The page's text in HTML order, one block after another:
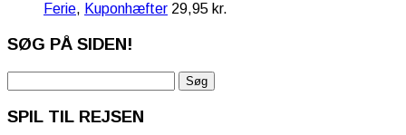
Ferie, Kuponhæfter 29,95 kr.
SØG PÅ SIDEN!
efter:
SPIL TIL REJSEN